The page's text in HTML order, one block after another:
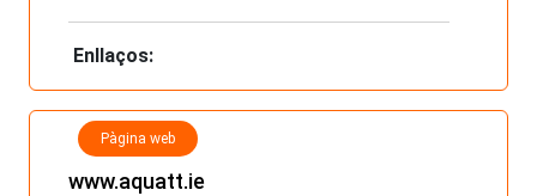
Enllaços:
Pàgina web
www.aquatt.ie